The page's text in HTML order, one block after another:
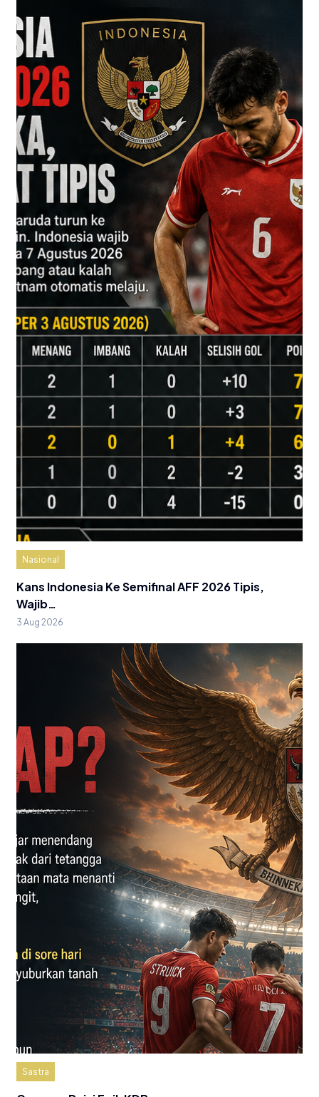
Nasional
Kans Indonesia Ke Semifinal AFF 2026 Tipis,
Wajib…
3 Aug 2026
Sastra